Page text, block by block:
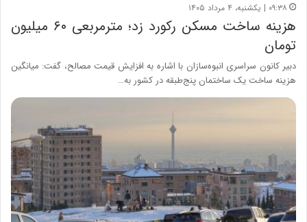
۰۹:۳۸ | یکشنبه، ۴ مرداد ۱۴۰۵
هزینه ساخت مسکن رکورد زد؛ مترمربعی ۶۰ میلیون
تومان
دبیر کانون سراسری انبوه‌سازان با اشاره به افزایش قیمت مصالح، گفت: میانگین
هزینه ساخت یک ساختمان پنج‌طبقه در کشور به…